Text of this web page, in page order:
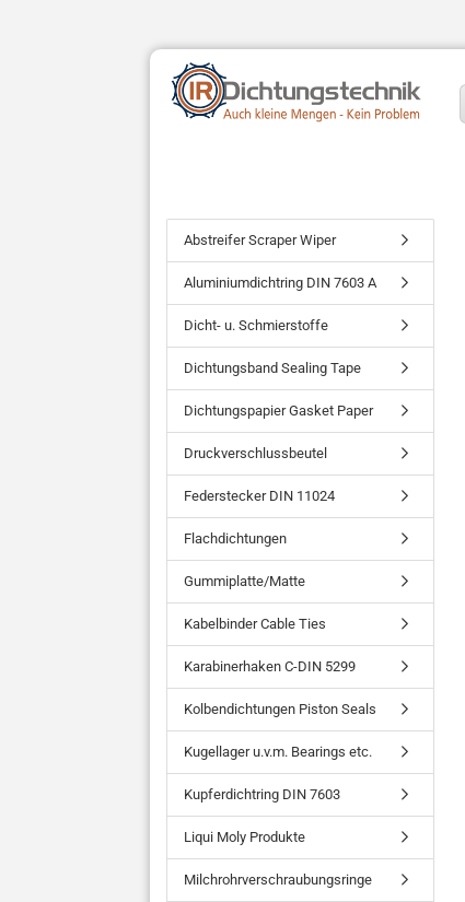
Abstreifer Scraper Wiper
Aluminiumdichtring DIN 7603 A
Dicht- u. Schmierstoffe
Dichtungsband Sealing Tape
Dichtungspapier Gasket Paper
Druckverschlussbeutel
Federstecker DIN 11024
Flachdichtungen
Gummiplatte/Matte
Kabelbinder Cable Ties
Karabinerhaken C-DIN 5299
Kolbendichtungen Piston Seals
Kugellager u.v.m. Bearings etc.
Kupferdichtring DIN 7603
Liqui Moly Produkte
Milchrohrverschraubungsringe